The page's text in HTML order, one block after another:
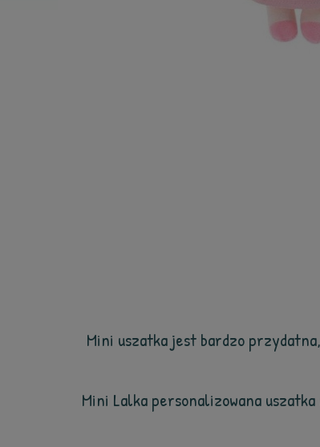
Mini uszatka jest bardzo
Mini Lalka personalizowana